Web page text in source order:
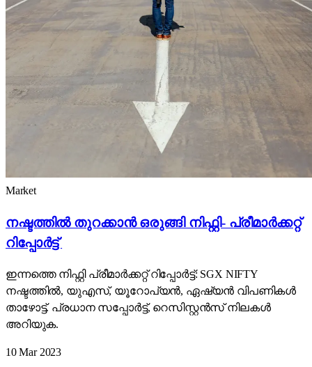
Market
നഷ്ടത്തിൽ തുറക്കാൻ ഒരുങ്ങി നിഫ്റ്റി- പ്രീമാർക്കറ്റ്
റിപ്പോർട്ട്
ഇന്നത്തെ നിഫ്റ്റി പ്രീമാർക്കറ്റ് റിപ്പോർട്ട്: SGX NIFTY
നഷ്ടത്തിൽ, യുഎസ്, യൂറോപ്യൻ, ഏഷ്യൻ വിപണികൾ
താഴോട്ട്. പ്രധാന സപ്പോർട്ട്, റെസിസ്റ്റൻസ് നിലകൾ
അറിയുക.
10 Mar 2023